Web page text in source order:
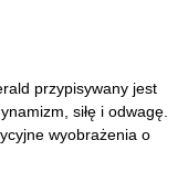
przypisywany jest
siłę i odwagę.
wyobrażenia o